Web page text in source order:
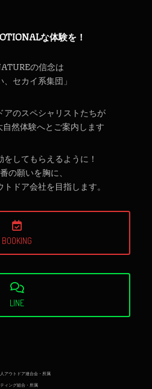
な体験を！
の信念は
、セカイ系集団」
アのスペシャリストたちが
然体験へとご案内します
してもらえるように！
の願いを胸に、
ドア会社を目指します。
BOOKING
LINE
アウトドア連合会・所属
ィング組合・所属